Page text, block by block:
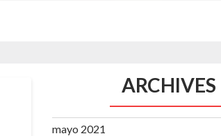
ARCHIVES
mayo 2021